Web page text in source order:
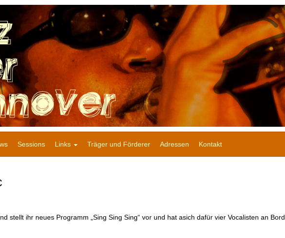
Sessions Links Träger und Förderer Adressen Kontakt
stellt ihr neues Programm „Sing Sing Sing“ vor und hat asich dafür vier Vocalisten an Bord